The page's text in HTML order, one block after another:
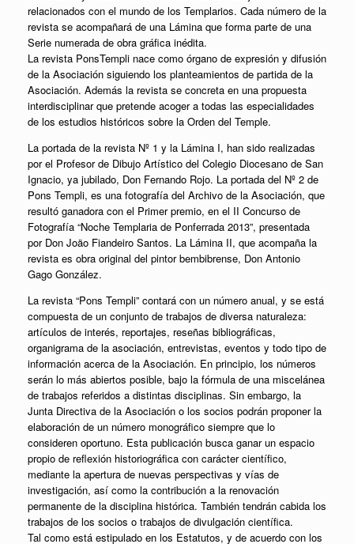
relacionados con el mundo de los Templarios. Cada número de la
revista se acompañará de una Lámina que forma parte de una
Serie numerada de obra gráfica inédita.
La revista PonsTempli nace como órgano de expresión y difusión
de la Asociación siguiendo los planteamientos de partida de la
Asociación. Además la revista se concreta en una propuesta
interdisciplinar que pretende acoger a todas las especialidades
de los estudios históricos sobre la Orden del Temple.
La portada de la revista Nº 1 y la Lámina I, han sido realizadas
por el Profesor de Dibujo Artístico del Colegio Diocesano de San
Ignacio, ya jubilado, Don Fernando Rojo. La portada del Nº 2 de
Pons Templi, es una fotografía del Archivo de la Asociación, que
resultó ganadora con el Primer premio, en el II Concurso de
Fotografía “Noche Templaria de Ponferrada 2013”, presentada
por Don Joäo Fiandeiro Santos. La Lámina II, que acompaña la
revista es obra original del pintor bembibrense, Don Antonio
Gago González.
La revista “Pons Templi” contará con un número anual, y se está
compuesta de un conjunto de trabajos de diversa naturaleza:
artículos de interés, reportajes, reseñas bibliográficas,
organigrama de la asociación, entrevistas, eventos y todo tipo de
información acerca de la Asociación. En principio, los números
serán lo más abiertos posible, bajo la fórmula de una miscelánea
de trabajos referidos a distintas disciplinas. Sin embargo, la
Junta Directiva de la Asociación o los socios podrán proponer la
elaboración de un número monográfico siempre que lo
consideren oportuno. Esta publicación busca ganar un espacio
propio de reflexión historiográfica con carácter científico,
mediante la apertura de nuevas perspectivas y vías de
investigación, así como la contribución a la renovación
permanente de la disciplina histórica. También tendrán cabida los
trabajos de los socios o trabajos de divulgación científica.
Tal como está estipulado en los Estatutos, y de acuerdo con los